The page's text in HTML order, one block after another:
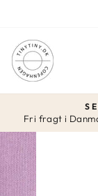
Fri fragt i